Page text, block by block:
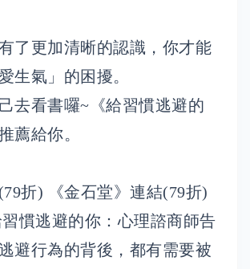
了更加清晰的認識，你才能
生氣」的困擾。
去看書囉~《給習慣逃避的
薦給你。
折) 《金石堂》連結(79折)
習慣逃避的你：心理諮商師告
避行為的背後，都有需要被